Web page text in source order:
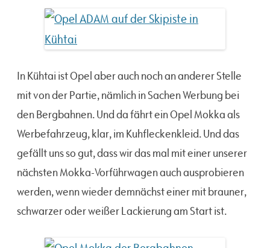
In Kühtai ist Opel aber auch noch an anderer Stelle
mit von der Partie, nämlich in Sachen Werbung bei
den Bergbahnen. Und da fährt ein Opel Mokka als
Werbefahrzeug, klar, im Kuhfleckenkleid. Und das
gefällt uns so gut, dass wir das mal mit einer unserer
nächsten Mokka-Vorführwagen auch ausprobieren
werden, wenn wieder demnächst einer mit brauner,
schwarzer oder weißer Lackierung am Start ist.